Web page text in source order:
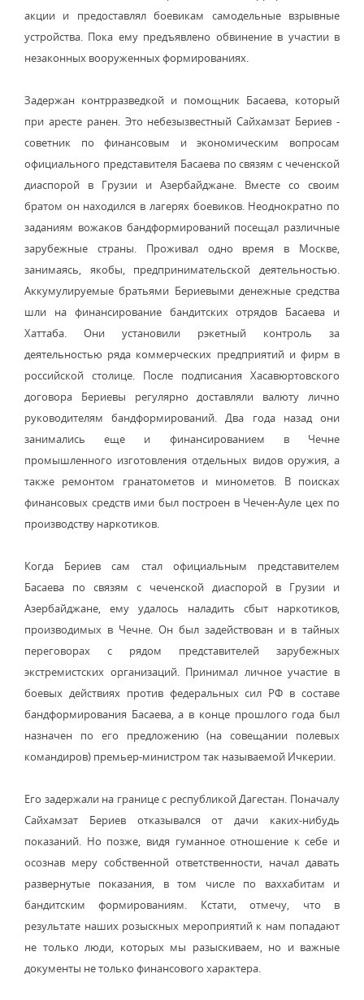
акции и предоставлял боевикам самодельные взрывные
устройства. Пока ему предъявлено обвинение в участии в
незаконных вооруженных формированиях.
Задержан контрразведкой и помощник Басаева, который
при аресте ранен. Это небезызвестный Сайхамзат Бериев -
советник по финансовым и экономическим вопросам
официального представителя Басаева по связям с чеченской
диаспорой в Грузии и Азербайджане. Вместе со своим
братом он находился в лагерях боевиков. Неоднократно по
заданиям вожаков бандформирований посещал различные
зарубежные страны. Проживал одно время в Москве,
занимаясь, якобы, предпринимательской деятельностью.
Аккумулируемые братьями Бериевыми денежные средства
шли на финансирование бандитских отрядов Басаева и
Хаттаба. Они установили рэкетный контроль за
деятельностью ряда коммерческих предприятий и фирм в
российской столице. После подписания Хасавюртовского
договора Бериевы регулярно доставляли валюту лично
руководителям бандформирований. Два года назад они
занимались еще и финансированием в Чечне
промышленного изготовления отдельных видов оружия, а
также ремонтом гранатометов и минометов. В поисках
финансовых средств ими был построен в Чечен-Ауле цех по
производству наркотиков.
Когда Бериев сам стал официальным представителем
Басаева по связям с чеченской диаспорой в Грузии и
Азербайджане, ему удалось наладить сбыт наркотиков,
производимых в Чечне. Он был задействован и в тайных
переговорах с рядом представителей зарубежных
экстремистских организаций. Принимал личное участие в
боевых действиях против федеральных сил РФ в составе
бандформирования Басаева, а в конце прошлого года был
назначен по его предложению (на совещании полевых
командиров) премьер-министром так называемой Ичкерии.
Его задержали на границе с республикой Дагестан. Поначалу
Сайхамзат Бериев отказывался от дачи каких-нибудь
показаний. Но позже, видя гуманное отношение к себе и
осознав меру собственной ответственности, начал давать
развернутые показания, в том числе по ваххабитам и
бандитским формированиям. Кстати, отмечу, что в
результате наших розыскных мероприятий к нам попадают
не только люди, которых мы разыскиваем, но и важные
документы не только финансового характера.